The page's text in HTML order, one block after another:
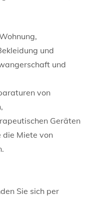
und
und
von
Geräten
die Miete von
Sie sich per